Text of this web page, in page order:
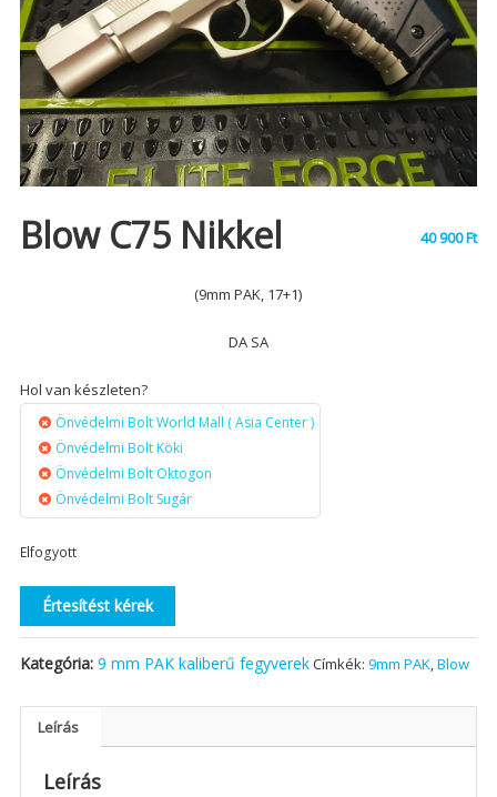
Blow C75 Nikkel 40 900Ft
(9mm PAK, 17+1)
DA SA
Hol van készleten?
Önvédelmi Bolt World Mall ( Asia Center )
Önvédelmi Bolt Köki
Önvédelmi Bolt Oktogon
Önvédelmi Bolt Sugár
Elfogyott
Értesítést kérek
Kategória: 9 mm PAK kaliberű fegyverekCímkék: 9mm PAK,Blow
Leírás
Leírás